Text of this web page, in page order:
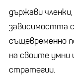
държави
зависимостта
същевременно
на своите умни
стратегии.